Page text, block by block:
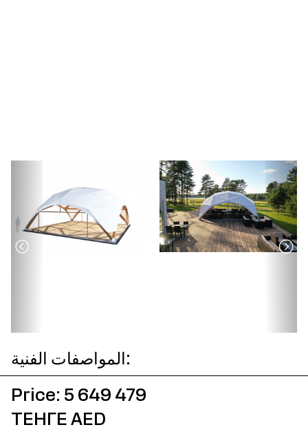
المواصفات الفنية:
Price: 5 649 479
ТЕНГЕ AED